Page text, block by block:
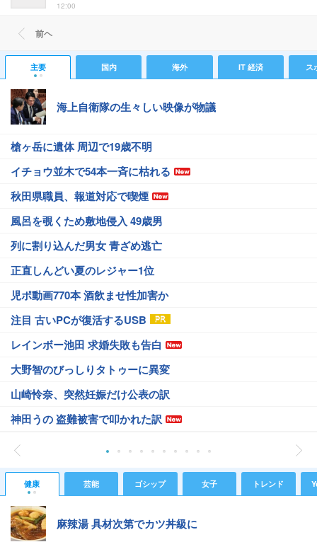
12:00
前ヘ
主要 国内 海外 IT 経済 ス
海上自衛隊の生々しい映像が物議
槍ヶ岳に遺体 周辺で19歳不明
イチョウ並木で54本一斉に枯れる
秋田県職員、報道対応で喫煙
風呂を覗くため敷地侵入 49歳男
列に割り込んだ男女 青ざめ逃亡
正直しんどい夏のレジャー1位
児ポ動画770本 酒飲ませ性加害か
注目 古いPCが復活するUSB
レインボー池田 求婚失敗も告白
大野智のびっしりタトゥーに異変
山崎怜奈、突然妊娠だけ公表の訳
神田うの 盗難被害で叩かれた訳
健康 芸能 ゴシップ 女子 トレンド
麻辣湯 具材次第でカツ丼級に